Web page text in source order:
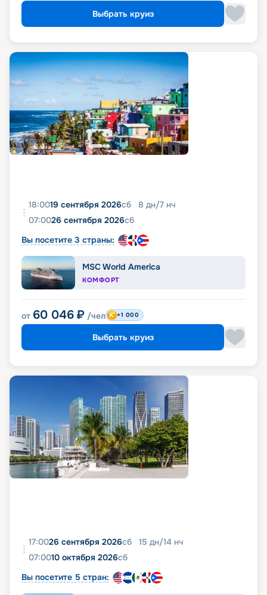
Выбрать круиз
18:0019 сентября 2026сб 8 дн/7 нч
07:0026 сентября 2026сб
Вы посетите 3 страны:
MSC World America
КОМФОРТ
от 60 046 ₽ /чел +1 000
Выбрать круиз
17:0026 сентября 2026сб 15 дн/14 нч
07:0010 октября 2026сб
Вы посетите 5 стран: